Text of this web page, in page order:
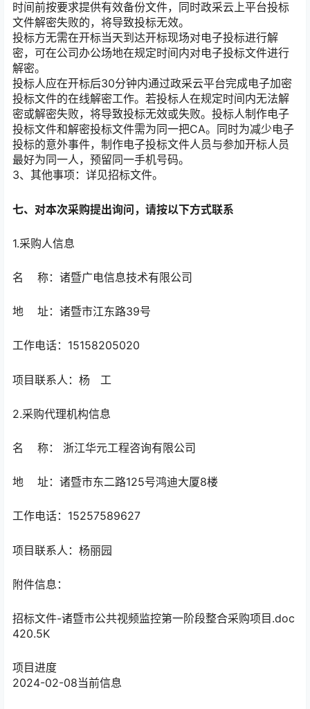
时间前按要求提供有效备份文件，同时政采云上平台投标
文件解密失败的，将导致投标无效。
投标方无需在开标当天到达开标现场对电子投标进行解
密，可在公司办公场地在规定时间内对电子投标文件进行
解密。
投标人应在开标后30分钟内通过政采云平台完成电子加密
投标文件的在线解密工作。若投标人在规定时间内无法解
密或解密失败，将导致投标无效或失败。投标人制作电子
投标文件和解密投标文件需为同一把CA。同时为减少电子
投标的意外事件，制作电子投标文件人员与参加开标人员
最好为同一人，预留同一手机号码。
3、其他事项：详见招标文件。
七、对本次采购提出询问，请按以下方式联系
1.采购人信息
名 称： 诸暨广电信息技术有限公司
地 址： 诸暨市江东路39号
工作电话：15158205020
项目联系人：杨 工
2.采购代理机构信息
名 称： 浙江华元工程咨询有限公司
地 址： 诸暨市东二路125号鸿迪大厦8楼
工作电话： 15257589627
项目联系人： 杨丽园
附件信息：
招标文件-诸暨市公共视频监控第一阶段整合采购项目.doc
420.5K
项目进度
2024-02-08当前信息